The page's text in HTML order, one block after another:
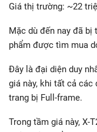
Giá thị trường: ~22
Mặc dù đến nay đã bị
phẩm được tìm mua
Đây là đại diện duy
giá này, khi tất cả
trang bị Full-frame.
Trong tầm giá này, X-